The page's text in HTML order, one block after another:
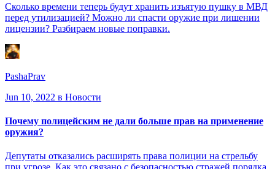
Сколько времени теперь будут хранить изъятую пушку в МВД
перед утилизацией? Можно ли спасти оружие при лишении
лицензии? Разбираем новые поправки.
PashaPrav
Jun 10, 2022 в Новости
Почему полицейским не дали больше прав на применение
оружия?
Депутаты отказались расширять права полиции на стрельбу